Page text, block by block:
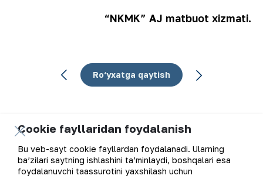
“NKMK” AJ matbuot xizmati.
Ro‘yxatga qaytish
Elektron pochta manzili
Yangilanishlarga obuna bo'ling
Cookie fayllaridan foydalanish
Bu veb-sayt cookie fayllardan foydalanadi. Ularning
ba’zilari saytning ishlashini ta’minlaydi, boshqalari esa
foydalanuvchi taassurotini yaxshilash uchun